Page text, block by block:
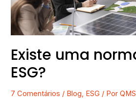
Existe uma
ESG?
7 Comentários / Blog, ESG / Por